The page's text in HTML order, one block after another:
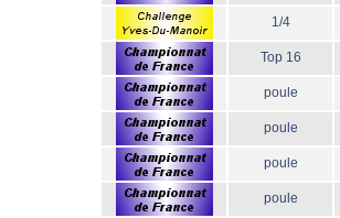
1/4
Top 16
poule
poule
poule
poule